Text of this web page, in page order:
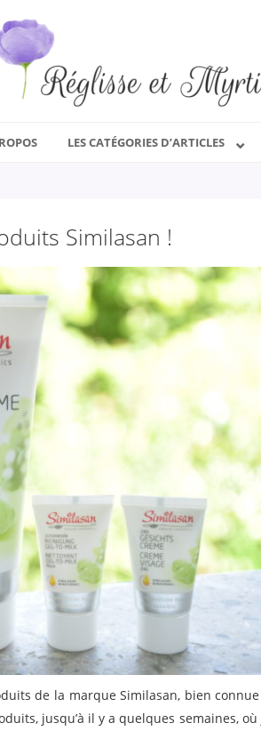
LES CATÉGORIES D’ARTICLES
Similasan !
de la marque Similasan, bien
jusqu’à il y a quelques semaines, où